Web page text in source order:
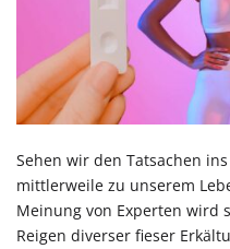
Sehen wir den Tatsachen
mittlerweile zu unserem
Meinung von Experten wird
Reigen diverser fieser